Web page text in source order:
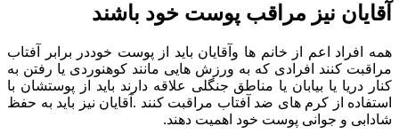
آقایان نیز مراقب پوست خود باشند
همه افراد اعم از خانم ها وآقایان باید از پوست خوددر برابر آفتاب
مراقبت کنند افرادی که به ورزش هایی مانند کوهنوردی یا رفتن به
کنار دریا یا بیابان یا مناطق جنگلی علاقه دارند باید از پوستشان با
استفاده از کرم های ضد آفتاب مراقبت کنند .آقایان نیز باید به حفظ
شادابی و جوانی پوست خود اهمیت دهند.